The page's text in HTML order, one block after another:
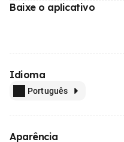
Baixe o aplicativo
Idioma
Português
Aparência